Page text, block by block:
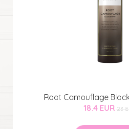
Root Camouflage
18.4 EUR 23